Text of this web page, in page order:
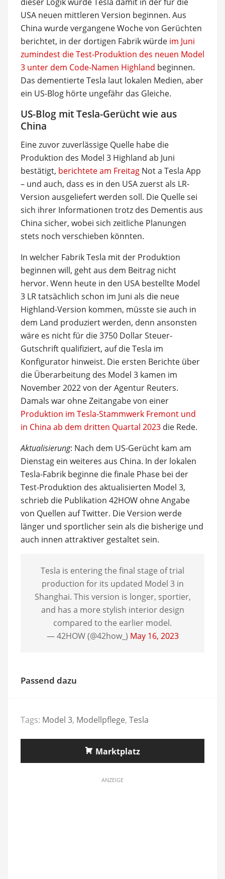
USA neuen mittleren Version beginnen. Aus
China wurde vergangene Woche von Gerüchten
berichtet, in der dortigen Fabrik würde im Juni
zumindest die Test-Produktion des neuen Model
3 unter dem Code-Namen Highland beginnen.
Das dementierte Tesla laut lokalen Medien, aber
ein US-Blog hörte ungefähr das Gleiche.
US-Blog mit Tesla-Gerücht wie aus
China
Eine zuvor zuverlässige Quelle habe die
Produktion des Model 3 Highland ab Juni
bestätigt, berichtete am FreitagNot a Tesla App
– und auch, dass es in den USA zuerst als LR-
Version ausgeliefert werden soll. Die Quelle sei
sich ihrer Informationen trotz des Dementis aus
China sicher, wobei sich zeitliche Planungen
stets noch verschieben könnten.
In welcher Fabrik Tesla mit der Produktion
beginnen will, geht aus dem Beitrag nicht
hervor. Wenn heute in den USA bestellte Model
3 LR tatsächlich schon im Juni als die neue
Highland-Version kommen, müsste sie auch in
dem Land produziert werden, denn ansonsten
wäre es nicht für die 3750 Dollar Steuer-
Gutschrift qualifiziert, auf die Tesla im
Konfigurator hinweist. Die ersten Berichte über
die Überarbeitung des Model 3 kamen im
November 2022 von der Agentur Reuters.
Damals war ohne Zeitangabe von einer
Produktion im Tesla-Stammwerk Fremont und
in China ab dem dritten Quartal 2023die Rede.
Aktualisierung: Nach dem US-Gerücht kam am
Dienstag ein weiteres aus China. In der lokalen
Tesla-Fabrik beginne die finale Phase bei der
Test-Produktion des aktualisierten Model 3,
schrieb die Publikation 42HOW ohne Angabe
von Quellen auf Twitter. Die Version werde
länger und sportlicher sein als die bisherige und
auch innen attraktiver gestaltet sein.
Tesla is entering the final stage of trial
production for its updated Model 3 in
Shanghai. This version is longer, sportier,
and has a more stylish interior design
compared to the earlier model.
— 42HOW (@42how_) May 16, 2023
Passend dazu
Tags: Model 3, Modellpflege, Tesla
Marktplatz
ANZEIGE